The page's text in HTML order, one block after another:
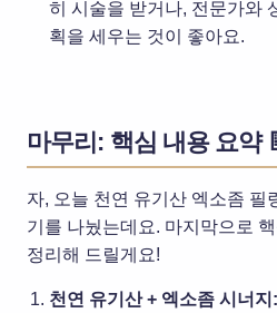
히 시술을 받거나, 전문가와
획을 세우는 것이 좋아요.
마무리: 핵심 내용 요약
자, 오늘 천연 유기산 엑소좀 필
기를 나눴는데요. 마지막으로
정리해 드릴게요!
천연 유기산 + 엑소좀 시너지: